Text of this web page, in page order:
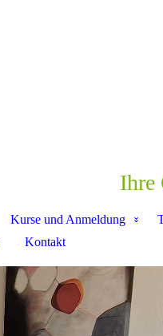
Ihre
Kurse und Anmeldung
Kontakt